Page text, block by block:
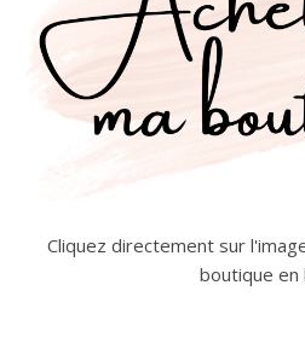
Cliquez directement sur
boutique en